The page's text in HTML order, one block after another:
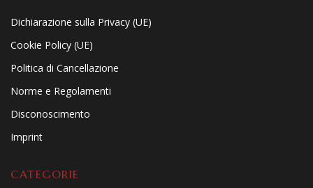
Dichiarazione sulla Privacy (UE)
Cookie Policy (UE)
Politica di Cancellazione
Norme e Regolamenti
Disconoscimento
Imprint
CATEGORIE